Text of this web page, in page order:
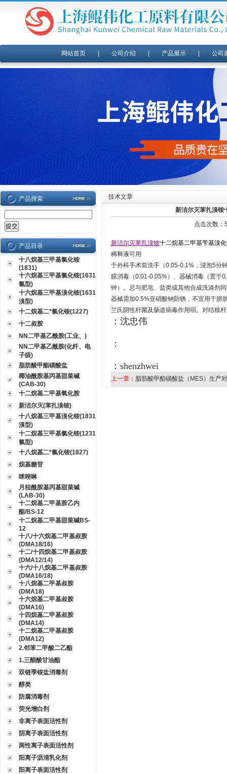
网站首页| 公司介绍 产品展示| 公司
产品搜索
产品目录
十八烷基三甲基氯化铵
(1831)
十六烷基三甲基氯化铵(1631
氯型)
十六烷基三甲基溴化铵(1631
溴型)
十二烷基二*氯化铵(1227)
十二叔胺
NN二甲基乙酰胺(工业、)
NN二甲基乙酰胺(化纤、电
子级)
脂肪酸甲酯磺酸盐
椰油酰胺基丙基甜菜碱
(CAB-30)
十二烷基二甲基氧化胺
新洁尔灭(苯扎溴铵)
十八烷基三甲基溴化铵(1831
溴型)
十二烷基三甲基氯化铵(1231
氯型)
十八烷基二*氯化铵(1827)
烷基糖苷
咪唑啉
月桂酰胺基丙基甜菜碱
(LAB-30)
十二烷基二甲基胺乙内
酯/BS-12
十二烷基二甲基甜菜碱BS-
12
十八/十六烷基二甲基叔胺
(DMA18/16)
十二/十四烷基二甲基叔胺
(DMA12/14)
十六/十八烷基二甲基叔胺
(DMA16/18)
十八烷基二甲基叔胺
(DMA18)
十六烷基二甲基叔胺
(DMA16)
十四烷基二甲基叔胺
(DMA14)
十二烷基二甲基叔胺
(DMA12)
2.邻苯二甲酸二乙酯
1.三醋酸甘油酯
双链季铵盐消毒剂
醇类
防腐消毒剂
荧光增白剂
非离子表面活性剂
阴离子表面活性剂
两性离子表面活性剂
阳离子沥清乳化剂
阳离子表面活性剂
技术文章
新洁尔灭苯扎溴铵
点击次数：
新洁尔灭苯扎溴铵十二烷基二甲基苄基溴
稀释液可用
于外科手术前洗手（0.05-0.1%，浸泡5分
膜消毒（0.01-0.05%）、器械消毒（置于
钟）。忌与肥皂、盐类或其他合成洗涤剂
器械需加0.5%亚硝酸钠防锈，不宜用于膀
兰氏阴性杆菌及肠道病毒作用弱。对结核
：沈忠伟
：
： shenzhwei
上一章： 脂肪酸甲酯磺酸盐（MES）生产